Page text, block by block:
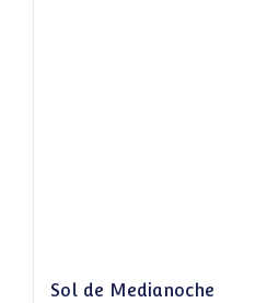
Sol de Medianoche